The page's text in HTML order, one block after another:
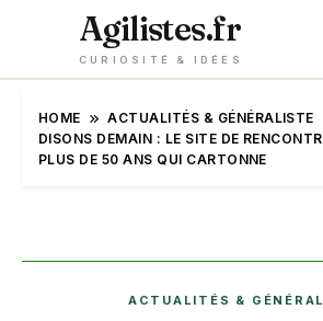
Agilistes.fr
CURIOSITÉ & IDÉES
HOME
ACTUALITÉS & GÉNÉRALISTE
DISONS DEMAIN : LE SITE DE
PLUS DE 50 ANS QUI CARTONNE
ACTUALITÉS &